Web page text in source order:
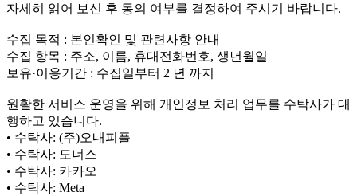
자세히 읽어 보신 후 동의 여부를 결정하여 주시기 바랍니다.
수집 목적 : 본인확인 및 관련사항 안내
수집 항목 : 주소, 이름, 휴대전화번호, 생년월일
보유·이용기간 : 수집일부터 2 년 까지
원활한 서비스 운영을 위해 개인정보 처리 업무를 수탁사가 대
행하고 있습니다.
• 수탁사: (주)오내피플
• 수탁사: 도너스
• 수탁사: 카카오
• 수탁사: Meta